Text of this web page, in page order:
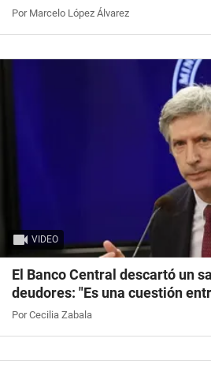
Por Marcelo López Álvarez
VIDEO
El Banco Central descartó un
deudores: "Es una cuestión
Por Cecilia Zabala